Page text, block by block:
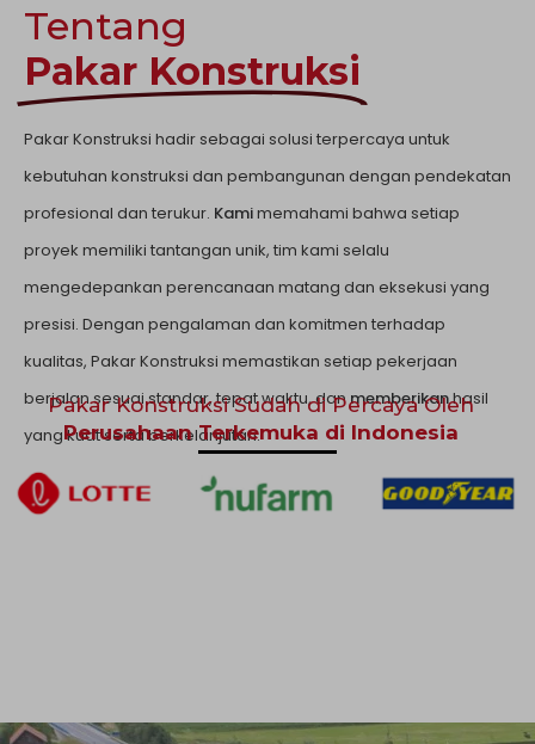
Tentang
Pakar Konstruksi
Pakar Konstruksi hadir sebagai solusi terpercaya untuk
kebutuhan konstruksi dan pembangunan dengan pendekatan
profesional dan terukur. Kamimemahami bahwa setiap
proyek memiliki tantangan unik, tim kami selalu
mengedepankan perencanaan matang dan eksekusi yang
presisi. Dengan pengalaman dan komitmen terhadap
kualitas, Pakar Konstruksi memastikan setiap pekerjaan
berjalan sesuai standar, tepat waktu, danmemberikanhasil
yang kuat serta berkelanjutan.
Pakar Konstruksi Sudah di Percaya Oleh
Perusahaan Terkemuka di Indonesia